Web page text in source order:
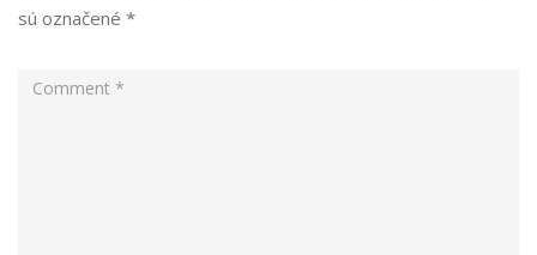
sú označené *